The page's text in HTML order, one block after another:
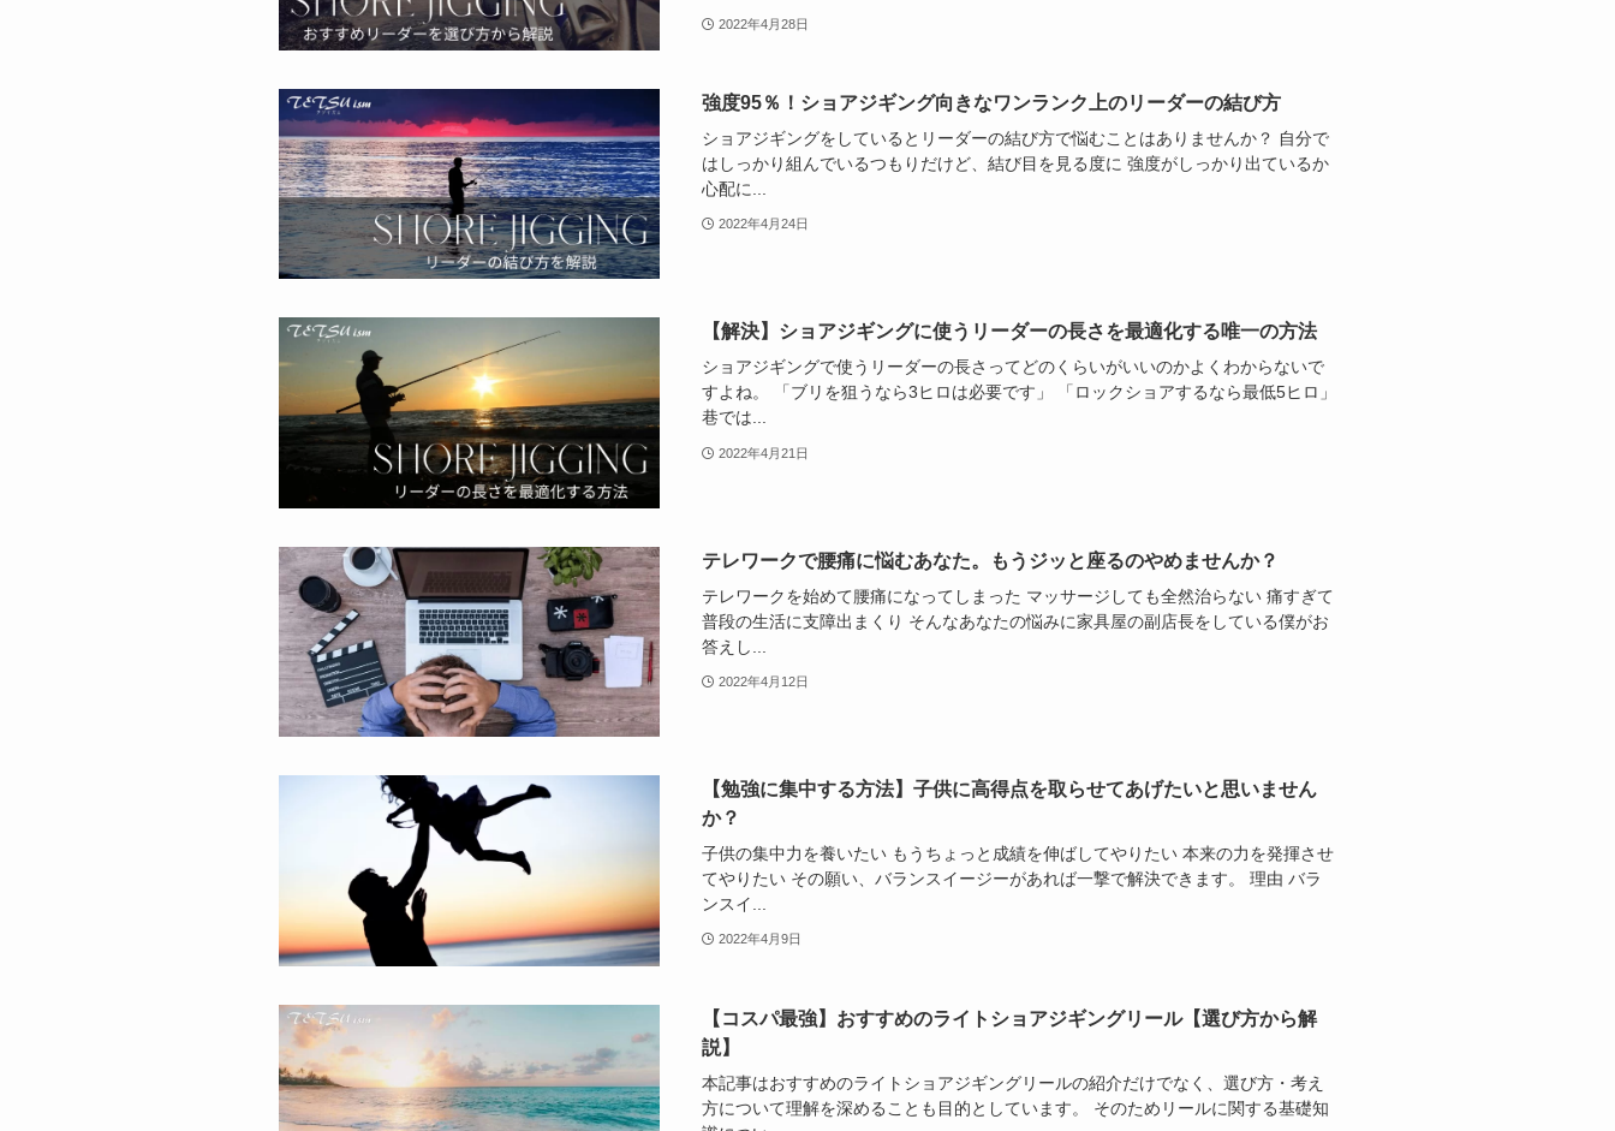
2022年4月28日
強度95％！ショアジギング向きなワンランク上のリーダーの結び方
ショアジギングをしているとリーダーの結び方で悩むことはありませんか？ 自分で
はしっかり組んでいるつもりだけど、結び目を見る度に 強度がしっかり出ているか
心配に...
2022年4月24日
【解決】ショアジギングに使うリーダーの長さを最適化する唯一の方法
ショアジギングで使うリーダーの長さってどのくらいがいいのかよくわからないで
すよね。 「ブリを狙うなら3ヒロは必要です」 「ロックショアするなら最低5ヒロ」
巷では...
2022年4月21日
テレワークで腰痛に悩むあなた。もうジッと座るのやめませんか？
テレワークを始めて腰痛になってしまった マッサージしても全然治らない 痛すぎて
普段の生活に支障出まくり そんなあなたの悩みに家具屋の副店長をしている僕がお
答えし...
2022年4月12日
【勉強に集中する方法】子供に高得点を取らせてあげたいと思いません
か？
子供の集中力を養いたい もうちょっと成績を伸ばしてやりたい 本来の力を発揮させ
てやりたい その願い、バランスイージーがあれば一撃で解決できます。 理由 バラ
ンスイ...
2022年4月9日
【コスパ最強】おすすめのライトショアジギングリール【選び方から解
説】
本記事はおすすめのライトショアジギングリールの紹介だけでなく、選び方・考え
方について理解を深めることも目的としています。 そのためリールに関する基礎知